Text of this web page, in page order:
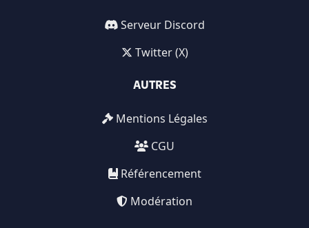
Serveur Discord
Twitter (X)
AUTRES
Mentions Légales
CGU
Référencement
Modération